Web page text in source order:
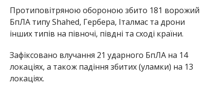
Протиповітряною обороною збито 181 ворожий
БпЛА типу Shahed, Гербера, Італмас та дрони
інших типів на півночі, півдні та сході країни.
Зафіксовано влучання 21 ударного БпЛА на 14
локаціях, а також падіння збитих (уламки) на 13
локаціях.